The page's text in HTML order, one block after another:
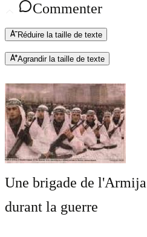
Commenter
Réduire la taille de texte
Agrandir la taille de texte
Une brigade de
durant la guerre